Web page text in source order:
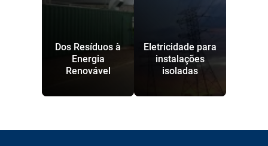
Dos Resíduos à
Energia
Renovável
Eletricidade para
instalações
isoladas